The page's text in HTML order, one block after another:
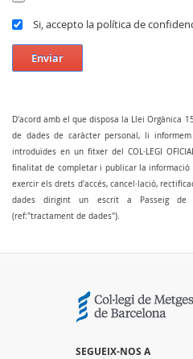
Si, accepto la política de
Enviar
D'acord amb el que disposa la Llei Orgànica
de dades de caràcter personal, li
introduïdes en un fitxer del COL·LEGI
finalitat de completar i publicar la informació
exercir els drets d'accés, cancel·lació,
dades dirigint un escrit a Passeig de
(ref:"tractament de dades").
SEGUEIX-NOS A